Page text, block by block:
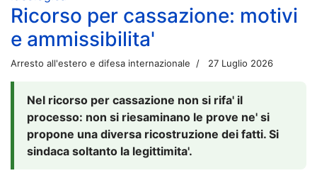
Ricorso per cassazione: motivi
e ammissibilita'
Arresto all'estero e difesa internazionale 27 Luglio 2026
Nel ricorso per cassazione non si rifa' il
processo: non si riesaminano le prove ne' si
propone una diversa ricostruzione dei fatti. Si
sindaca soltanto la legittimita'.